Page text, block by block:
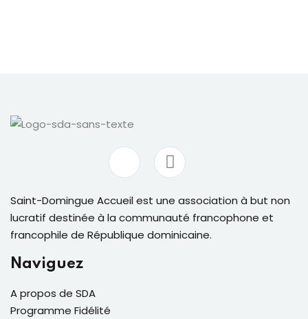
Saint-Domingue Accueil est une association à but non
lucratif destinée à la communauté francophone et
francophile de République dominicaine.
Naviguez
A propos de SDA
Programme Fidélité